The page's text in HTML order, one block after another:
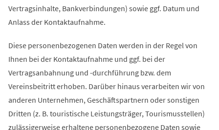
Vertragsinhalte, Bankverbindungen) sowie ggf. Datum und
Anlass der Kontaktaufnahme.
Diese personenbezogenen Daten werden in der Regel von
Ihnen bei der Kontaktaufnahme und ggf. bei der
Vertragsanbahnung und -durchführung bzw. dem
Vereinsbeitritt erhoben. Darüber hinaus verarbeiten wir von
anderen Unternehmen, Geschäftspartnern oder sonstigen
Dritten (z. B. touristische Leistungsträger, Tourismusstellen)
zulässigerweise erhaltene personenbezogene Daten sowie